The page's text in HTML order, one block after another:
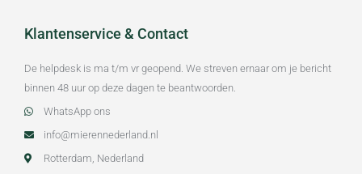
Klantenservice & Contact
De helpdesk is ma t/m vr geopend. We streven ernaar om je bericht
binnen 48 uur op deze dagen te beantwoorden.
WhatsApp ons
info@mierennederland.nl
Rotterdam, Nederland